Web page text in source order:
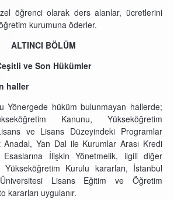
öğrenci olarak ders alanlar, ücretlerini
kurumuna öderler.
ALTINCI BÖLÜM
ve Son Hükümler
haller
Yönergede hüküm bulunmayan hallerde;
Kanunu, Yükseköğretim
ve Lisans Düzeyindeki Programlar
Anadal, Yan Dal ile Kurumlar Arası Kredi
Esaslarına İlişkin Yönetmelik, ilgili diğer
Kurulu kararları, İstanbul
Lisans Eğitim ve Öğretim
kararları uygulanır.